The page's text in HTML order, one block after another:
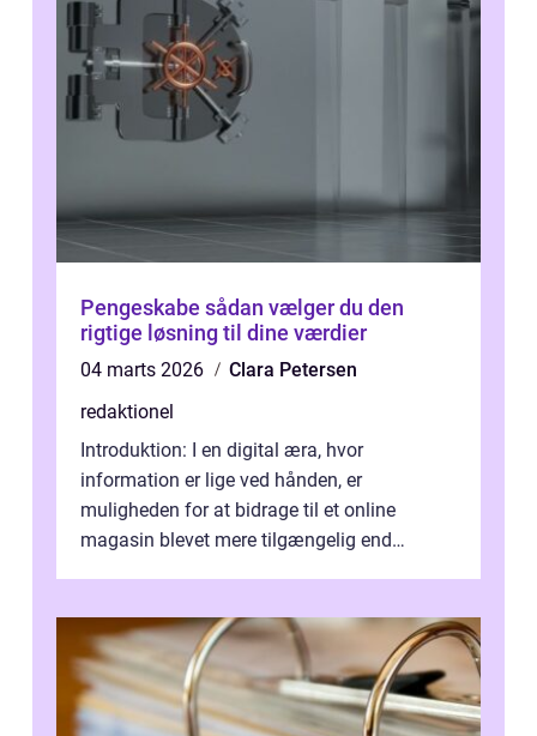
Pengeskabe sådan vælger du den
rigtige løsning til dine værdier
04 marts 2026
Clara Petersen
redaktionel
Introduktion: I en digital æra, hvor
information er lige ved hånden, er
muligheden for at bidrage til et online
magasin blevet mere tilgængelig end